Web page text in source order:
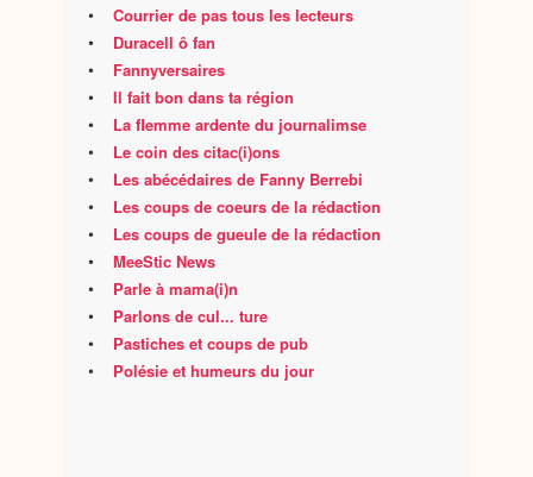
• Courrier de pas tous les lecteurs
• Duracell ô fan
• Fannyversaires
• Il fait bon dans ta région
• La flemme ardente du journalimse
• Le coin des citac(i)ons
• Les abécédaires de Fanny Berrebi
• Les coups de coeurs de la rédaction
• Les coups de gueule de la rédaction
• MeeStic News
• Parle à mama(i)n
• Parlons de cul... ture
• Pastiches et coups de pub
• Polésie et humeurs du jour